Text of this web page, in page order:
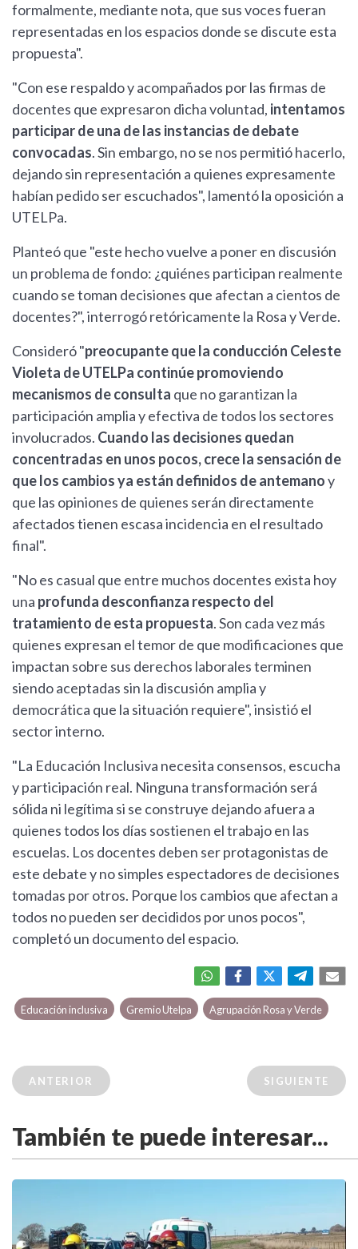
formalmente, mediante nota, que sus voces fueran
representadas en los espacios donde se discute esta
propuesta".
"Con ese respaldo y acompañados por las firmas de
docentes que expresaron dicha voluntad, intentamos
participar de una de las instancias de debate
convocadas. Sin embargo, no se nos permitió hacerlo,
dejando sin representación a quienes expresamente
habían pedido ser escuchados", lamentó la oposición a
UTELPa.
Planteó que "este hecho vuelve a poner en discusión
un problema de fondo: ¿quiénes participan realmente
cuando se toman decisiones que afectan a cientos de
docentes?", interrogó retóricamente la Rosa y Verde.
Consideró "preocupante que la conducción Celeste
Violeta de UTELPa continúe promoviendo
mecanismos de consulta que no garantizan la
participación amplia y efectiva de todos los sectores
involucrados. Cuando las decisiones quedan
concentradas en unos pocos, crece la sensación de
que los cambios ya están definidos de antemanoy
que las opiniones de quienes serán directamente
afectados tienen escasa incidencia en el resultado
final".
"No es casual que entre muchos docentes exista hoy
una profunda desconfianza respecto del
tratamiento de esta propuesta. Son cada vez más
quienes expresan el temor de que modificaciones que
impactan sobre sus derechos laborales terminen
siendo aceptadas sin la discusión amplia y
democrática que la situación requiere", insistió el
sector interno.
"La Educación Inclusiva necesita consensos, escucha
y participación real. Ninguna transformación será
sólida ni legítima si se construye dejando afuera a
quienes todos los días sostienen el trabajo en las
escuelas. Los docentes deben ser protagonistas de
este debate y no simples espectadores de decisiones
tomadas por otros. Porque los cambios que afectan a
todos no pueden ser decididos por unos pocos",
completó un documento del espacio.
Educación inclusiva Gremio Utelpa Agrupación Rosa y Verde
ANTERIOR SIGUIENTE
También te puede interesar...